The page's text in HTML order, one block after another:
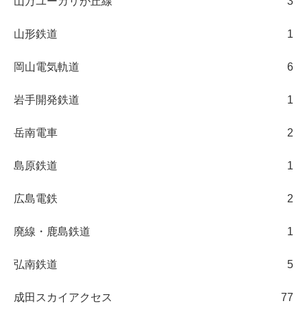
山形鉄道 1
岡山電気軌道 6
岩手開発鉄道 1
岳南電車 2
島原鉄道 1
広島電鉄 2
廃線・鹿島鉄道 1
弘南鉄道 5
成田スカイアクセス 77